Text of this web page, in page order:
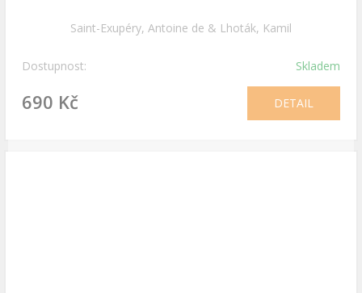
Saint-Exupéry, Antoine de & Lhoták, Kamil
Dostupnost: Skladem
690 Kč DETAIL